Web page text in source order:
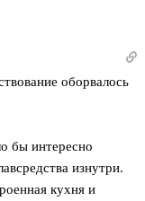
оборвалось
бы интересно
изнутри.
кухня и